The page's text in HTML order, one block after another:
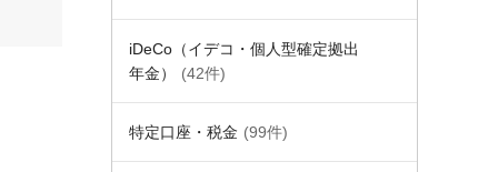
iDeCo（イデコ・個人型確定拠出
年金）
(42件)
特定口座・税金 (99件)